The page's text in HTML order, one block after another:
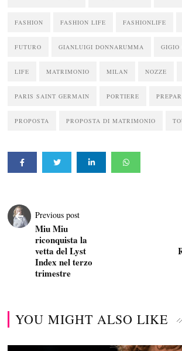
FASHION FASHION LIFE FASHIONLIFE
FUTURO GIANLUIGI DONNARUMMA GIGIO
LIFE MATRIMONIO MILAN NOZZE
PARIS SAINT GERMAIN PORTIERE
PROPOSTA PROPOSTA DI MATRIMONIO
Previous post
Miu Miu
riconquista la
vetta del Lyst
Index nel terzo
trimestre
YOU MIGHT ALSO LIKE